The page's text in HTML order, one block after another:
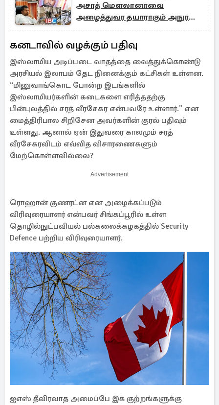
அசாத் மௌலானாவை
அழைத்துவர தயாராகும் அநுர
அரசாங்கம்!
கனடாவில் வழக்கும் பதிவு
இஸ்லாமிய அடிப்படை வாதத்தை வைத்துக்கொண்டு
அரசியல் இலாபம் தேட நினைக்கும் கட்சிகள் உள்ளன.
“மினுவாங்கொட போன்ற இடங்களில்
இஸ்லாமியர்களின் கடைகளை எரித்ததற்கு
பின்புலத்தில் சரத் வீரசேகர என்பவரே உள்ளார்.” என
மைத்திரிபால சிறிசேன அவர்களின் குரல் பதிவும்
உள்ளது. ஆனால் ஏன் இதுவரை காலமும் சரத்
வீரசேகரவிடம் எவ்வித விசாரணைகளும்
மேற்கொள்ளவில்லை?
Advertisement
ரொஹான் குணரட்ன என அழைக்கப்படும்
விரிவுரையாளர் என்பவர் சிங்கப்பூரில் உள்ள
தொழில்நுட்பவியல் பல்கலைக்கழகத்தில் Security
Defence பற்றிய விரிவுரையாளர்.
ஐஎஸ் தீவிரவாத அமைப்பே இக் குற்றங்களுக்கு